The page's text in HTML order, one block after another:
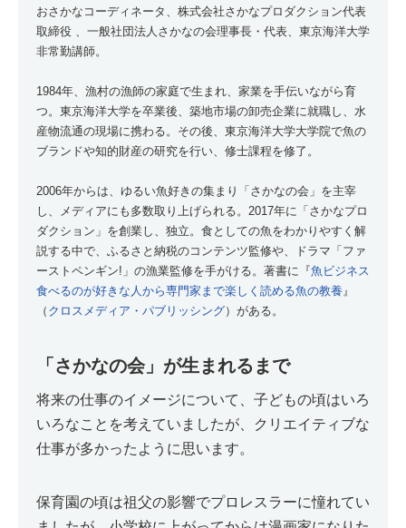
おさかなコーディネータ、株式会社さかなプロダクション代表
取締役 、一般社団法人さかなの会理事長・代表、東京海洋大学
非常勤講師。
1984年、漁村の漁師の家庭で生まれ、家業を手伝いながら育
つ。東京海洋大学を卒業後、築地市場の卸売企業に就職し、水
産物流通の現場に携わる。その後、東京海洋大学大学院で魚の
ブランドや知的財産の研究を行い、修士課程を修了。
2006年からは、ゆるい魚好きの集まり「さかなの会」を主宰
し、メディアにも多数取り上げられる。2017年に「さかなプロ
ダクション」を創業し、独立。食としての魚をわかりやすく解
説する中で、ふるさと納税のコンテンツ監修や、ドラマ「ファ
ーストペンギン!」の漁業監修を手がける。著書に『魚ビジネス
食べるのが好きな人から専門家まで楽しく読める魚の教養 』
（ クロスメディア・パブリッシング）がある。
「さかなの会」が生まれるまで
将来の仕事のイメージについて、子どもの頃はいろ
いろなことを考えていましたが、クリエイティブな
仕事が多かったように思います。
保育園の頃は祖父の影響でプロレスラーに憧れてい